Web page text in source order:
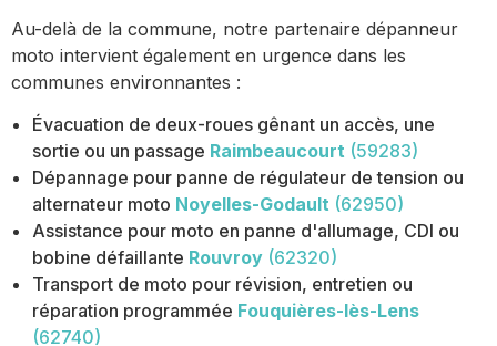
Au-delà de la commune, notre partenaire dépanneur
moto intervient également en urgence dans les
communes environnantes :
Évacuation de deux-roues gênant un accès, une
sortie ou un passage Raimbeaucourt (59283)
Dépannage pour panne de régulateur de tension ou
alternateur moto Noyelles-Godault (62950)
Assistance pour moto en panne d'allumage, CDI ou
bobine défaillante Rouvroy (62320)
Transport de moto pour révision, entretien ou
réparation programmée Fouquières-lès-Lens
(62740)